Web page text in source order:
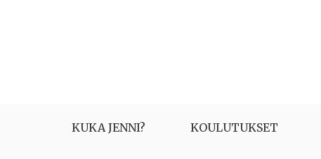
KUKA JENNI? KOULUTUKSET